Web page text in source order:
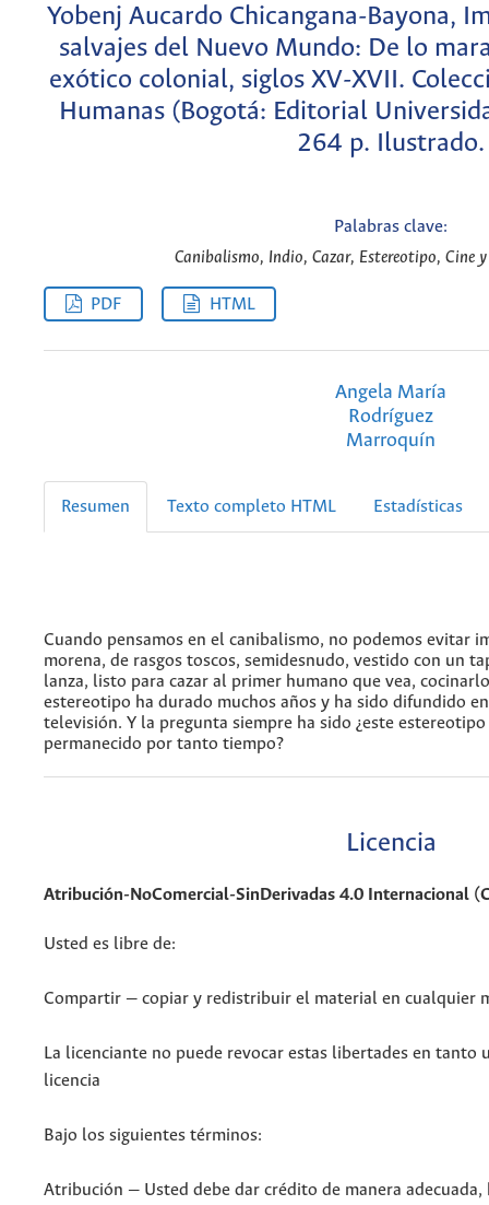
Yobenj Aucardo Chicangana-Bayona,
salvajes del Nuevo Mundo: De lo
exótico colonial, siglos XV-XVII.
Humanas (Bogotá: Editorial
264 p. Ilustrado.
Palabras clave:
Canibalismo, Indio, Cazar, Estereotipo, Cine
PDF HTML
Angela María
Rodríguez
Marroquín
Resumen Texto completo HTML Estadísticas
Cuando pensamos en el canibalismo, no podemos evitar
morena, de rasgos toscos, semidesnudo, vestido con un
lanza, listo para cazar al primer humano que vea,
estereotipo ha durado muchos años y ha sido difundido
televisión. Y la pregunta siempre ha sido ¿este
permanecido por tanto tiempo?
Licencia
Atribución-NoComercial-SinDerivadas 4.0 Internacional
Usted es libre de:
Compartir — copiar y redistribuir el material en cualquier
La licenciante no puede revocar estas libertades en tanto
licencia
Bajo los siguientes términos:
Atribución — Usted debe dar crédito de manera